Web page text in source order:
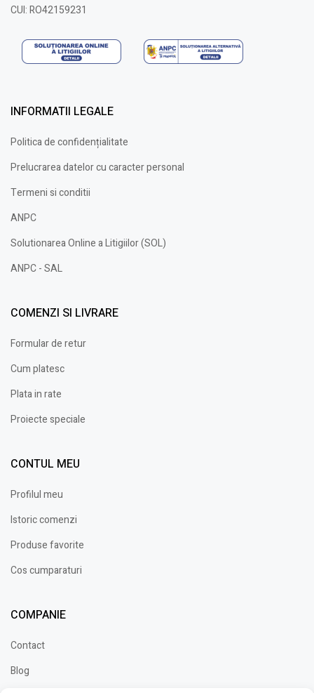
CUI: RO42159231
INFORMATII LEGALE
Politica de confidențialitate
Prelucrarea datelor cu caracter personal
Termeni si conditii
ANPC
Solutionarea Online a Litigiilor (SOL)
ANPC - SAL
COMENZI SI LIVRARE
Formular de retur
Cum platesc
Plata in rate
Proiecte speciale
CONTUL MEU
Profilul meu
Istoric comenzi
Produse favorite
Cos cumparaturi
COMPANIE
Contact
Blog